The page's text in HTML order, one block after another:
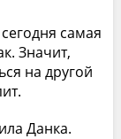
са­мая
Значит,
на другой
Данка.